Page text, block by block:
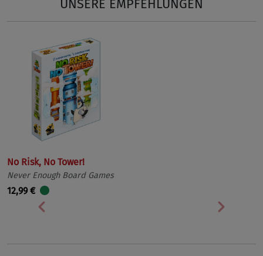
UNSERE EMPFEHLUNGEN
No Risk, No Tower!
Never Enough Board Games
12,99 €
Vorherige